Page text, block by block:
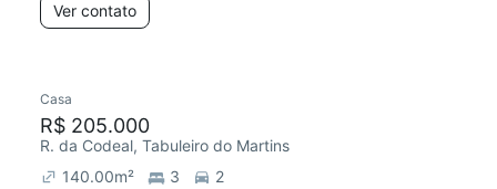
Ver contato
Casa
R$ 205.000
R. da Codeal, Tabuleiro do Martins
140.00m² 3
2